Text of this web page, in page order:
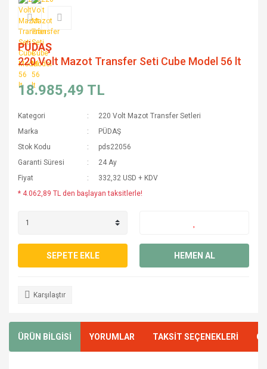
PÜDAŞ
220 Volt Mazot Transfer Seti Cube Model 56 lt
18.985,49 TL
Kategori
220 Volt Mazot Transfer Setleri
Marka
PÜDAŞ
Stok Kodu
pds22056
Garanti Süresi
24 Ay
Fiyat
332,32 USD + KDV
* 4.062,89 TL den başlayan taksitlerle!
SEPETE EKLE HEMEN AL
Karşılaştır
ÜRÜN BİLGİSİ YORUMLAR TAKSİT SEÇENEKLERİ